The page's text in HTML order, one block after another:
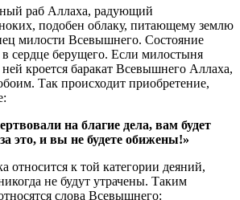
раб Аллаха, радующий
подобен облаку, питающему землю
милости Всевышнего. Состояние
сердце берущего. Если милостыня
кроется баракат Всевышнего Аллаха,
Так происходит приобретение,
на благие дела, вам будет
это, и вы не будете обижены!»
относится к той категории деяний,
не будут утрачены. Таким
слова Всевышнего: